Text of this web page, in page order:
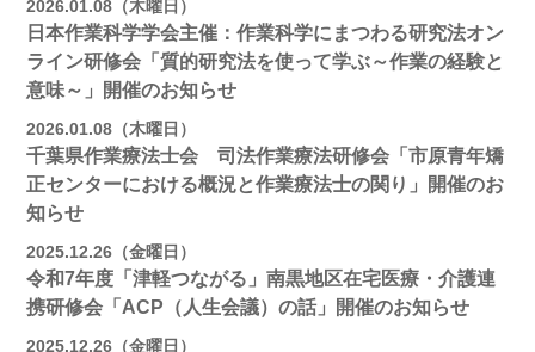
2026.01.08（木曜日）
日本作業科学学会主催：作業科学にまつわる研究法オン
ライン研修会「質的研究法を使って学ぶ～作業の経験と
意味～」開催のお知らせ
2026.01.08（木曜日）
千葉県作業療法士会 司法作業療法研修会「市原青年矯
正センターにおける概況と作業療法士の関り」開催のお
知らせ
2025.12.26（金曜日）
令和7年度「津軽つながる」南黒地区在宅医療・介護連
携研修会「ACP（人生会議）の話」開催のお知らせ
2025.12.26（金曜日）